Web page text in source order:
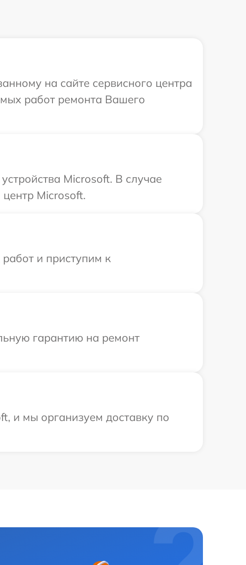
на сайте сервисного центра
работ ремонта Вашего
Microsoft. В случае
Microsoft.
и приступим к
гарантию на ремонт
и мы организуем доставку по